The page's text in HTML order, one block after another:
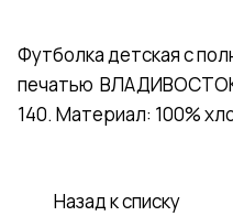
Футболка детская с
печатью
140. Материал: 100%
Назад к списку